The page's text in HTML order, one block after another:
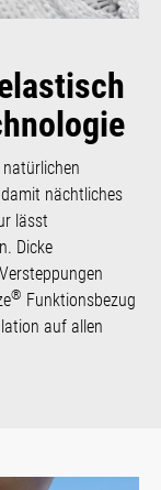
nächtliches
lässt
Dicke
® Funktionsbezug
auf allen